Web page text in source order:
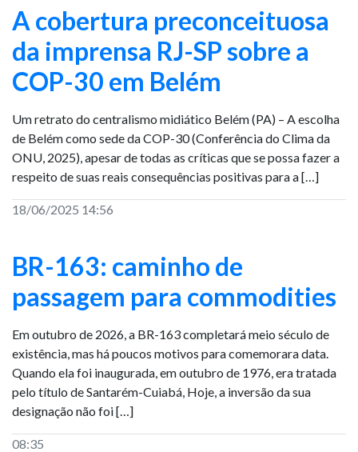
A cobertura preconceituosa
da imprensa RJ-SP sobre a
COP-30 em Belém
Um retrato do centralismo midiático Belém (PA) – A escolha
de Belém como sede da COP-30 (Conferência do Clima da
ONU, 2025), apesar de todas as críticas que se possa fazer a
respeito de suas reais consequências positivas para a […]
18/06/2025 14:56
BR-163: caminho de
passagem para commodities
Em outubro de 2026, a BR-163 completará meio século de
existência, mas há poucos motivos para comemorara data.
Quando ela foi inaugurada, em outubro de 1976, era tratada
pelo título de Santarém-Cuiabá, Hoje, a inversão da sua
designação não foi […]
08:35